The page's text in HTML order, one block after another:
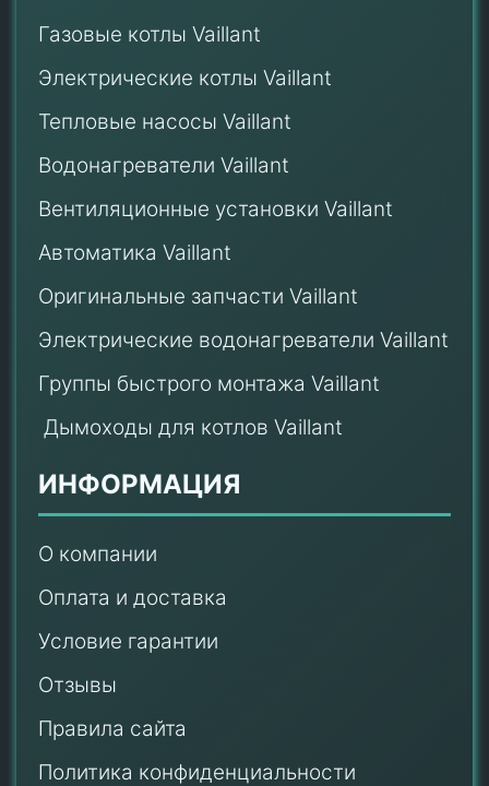
Газовые котлы Vaillant
Электрические котлы Vaillant
Тепловые насосы Vaillant
Водонагреватели Vaillant
Вентиляционные установки Vaillant
Автоматика Vaillant
Оригинальные запчасти Vaillant
Электрические водонагреватели Vaillant
Группы быстрого монтажа Vaillant
Дымоходы для котлов Vaillant
ИНФОРМАЦИЯ
О компании
Оплата и доставка
Условие гарантии
Отзывы
Правила сайта
Политика конфиденциальности